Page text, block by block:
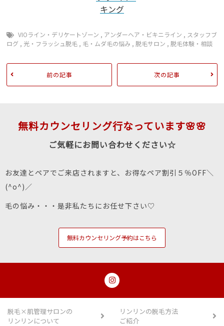
VIOライン・デリケートゾーン , アンダーヘア・ビキニライン , スタッフブ
ログ , 光・フラッシュ脱毛 , 毛・ムダ毛の悩み ,脱毛サロン ,脱毛体験・相談
前の記事 次の記事
無料カウンセリング行なっています🌸🌸
ご気軽にお問い合わせください☆
お友達とペアでご来店されますと、お得なペア割引５％OFF＼
(^o^)／
毛の悩み・・・是非私たちにお任せ下さい♡
無料カウンセリング予約はこちら
脱毛×肌管理サロンの
リンリンについて
リンリンの脱毛方法
ご紹介